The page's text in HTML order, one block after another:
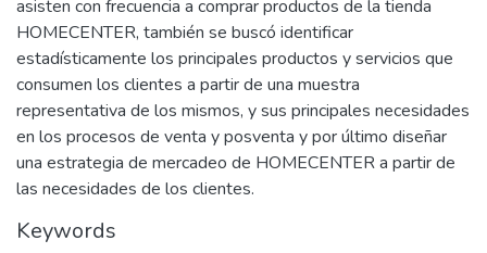
asisten con frecuencia a comprar productos de la tienda
HOMECENTER, también se buscó identificar
estadísticamente los principales productos y servicios que
consumen los clientes a partir de una muestra
representativa de los mismos, y sus principales necesidades
en los procesos de venta y posventa y por último diseñar
una estrategia de mercadeo de HOMECENTER a partir de
las necesidades de los clientes.
Keywords